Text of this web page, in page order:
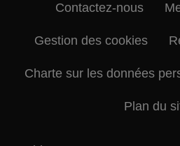
Contactez-nous
Gestion des cookies
Charte sur les données
Plan du